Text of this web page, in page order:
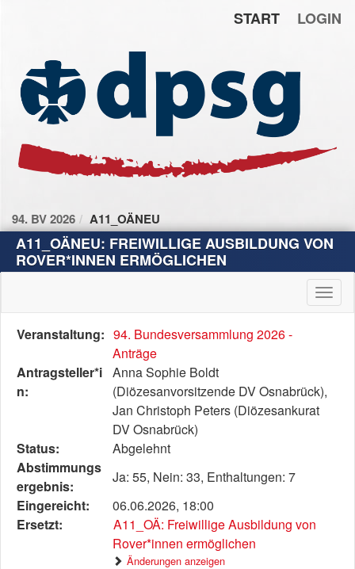
START LOGIN
Startseite
94. BV 2026 A11_OÄNEU
A11_OÄNEU: FREIWILLIGE AUSBILDUNG VON
ROVER*INNEN ERMÖGLICHEN
Diese
beschreibt
den
Antragstellerin
und
verschiedene
Rahmendaten
zum
Veranstaltung: 94. Bundesversammlung 2026 -
Anträge
Antragsteller*i
n:
Anna Sophie Boldt
(Diözesanvorsitzende DV Osnabrück),
Jan Christoph Peters (Diözesankurat
DV Osnabrück)
Status:
Abgelehnt
Abstimmungs
ergebnis:
Ja: 55, Nein: 33, Enthaltungen: 7
Eingereicht:
06.06.2026, 18:00
Ersetzt:
A11_OÄ: Freiwillige Ausbildung von
Rover*innen ermöglichen
Änderungen anzeigen